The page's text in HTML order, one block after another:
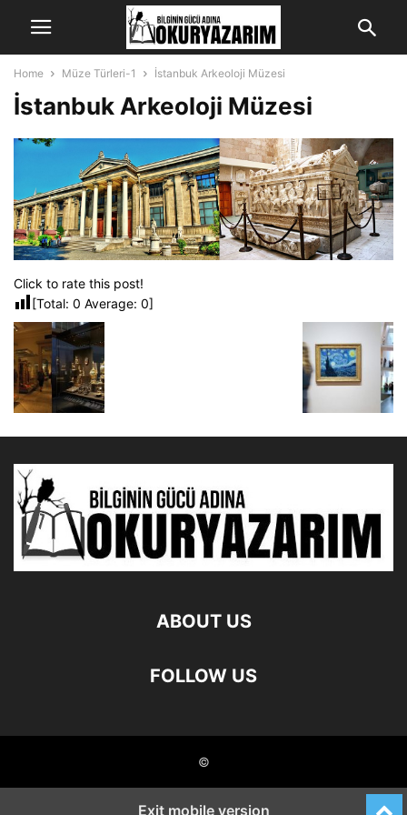
Home Müze Türleri-1 İstanbuk Arkeoloji Müzesi
İstanbuk Arkeoloji Müzesi
Click to rate this post!
[Total: 0 Average: 0]
ABOUT US
FOLLOW US
©
Exit mobile version